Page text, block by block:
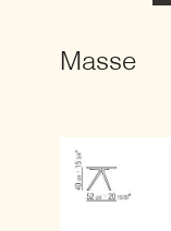
Masse